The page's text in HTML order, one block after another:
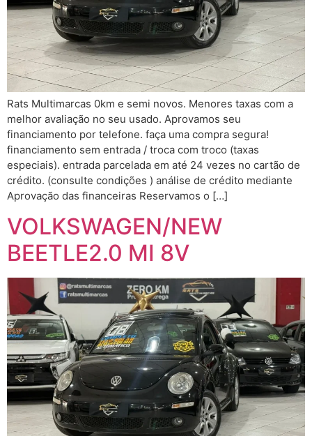
Rats Multimarcas 0km e semi novos. Menores taxas com a
melhor avaliação no seu usado. Aprovamos seu
financiamento por telefone. faça uma compra segura!
financiamento sem entrada / troca com troco (taxas
especiais). entrada parcelada em até 24 vezes no cartão de
crédito. (consulte condições ) análise de crédito mediante
Aprovação das financeiras Reservamos o […]
VOLKSWAGEN/NEW
BEETLE2.0 MI 8V